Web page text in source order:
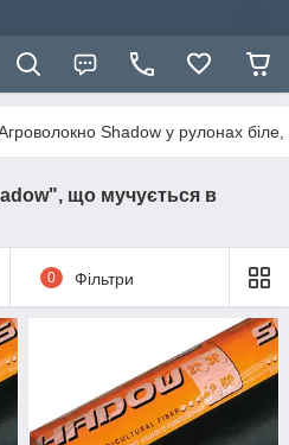
Shadow у рулонах
що мучується в
0 Фільтри